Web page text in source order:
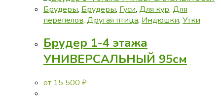
Брудеры, Брудеры, Гуси, Для кур, Для
перепелов, Другая птица, Индюшки, Утки
Брудер 1-4 этажа
УНИВЕРСАЛЬНЫЙ 95см
от 15 500 ₽